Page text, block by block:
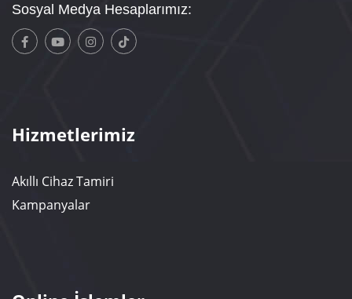
Sosyal Medya Hesaplarımız:
Hizmetlerimiz
Akıllı Cihaz Tamiri
Kampanyalar